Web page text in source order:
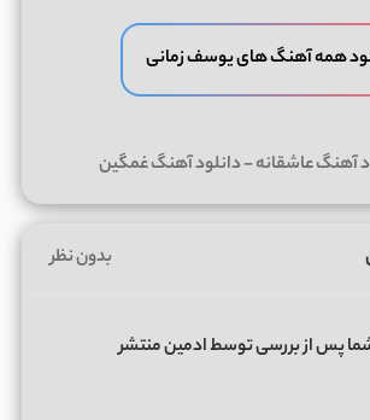
همه آهنگ های یوسف زمانی
آهنگ عاشقانه-دانلود آهنگ غمگین
بدون نظر
پس از بررسی توسط ادمین منتشر